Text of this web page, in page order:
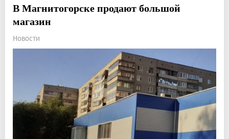
В Магнитогорске продают большой
магазин
Новости